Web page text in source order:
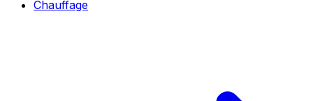
Chauffage